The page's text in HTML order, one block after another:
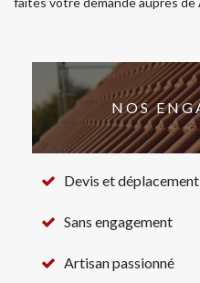
NOS
Devis et
Sans engagement
Artisan passionné